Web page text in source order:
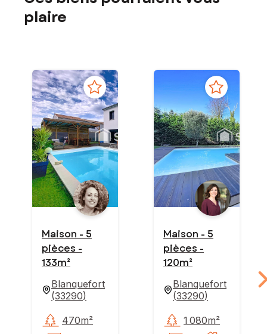
plaire
Maison - 5
pièces -
133m²
Blanquefort
(33290)
470m²
Maison - 5
pièces -
120m²
Blanquefort
(33290)
1 080m²